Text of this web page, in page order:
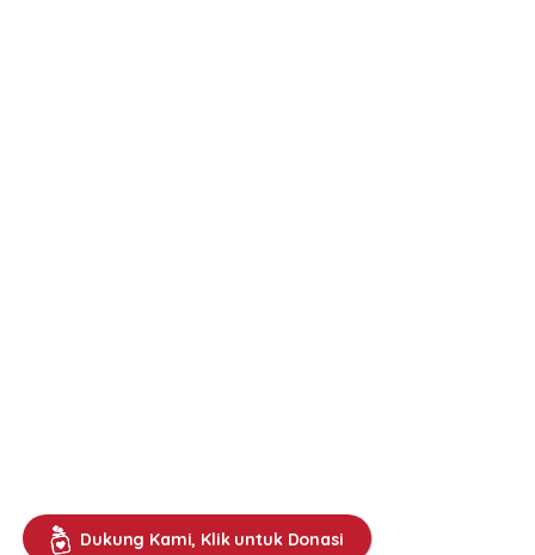
Dukung Kami, Klik untuk Donasi